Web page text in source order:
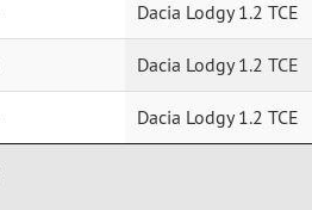
Dacia Lodgy 1.2 TCE
Dacia Lodgy 1.2 TCE
Dacia Lodgy 1.2 TCE